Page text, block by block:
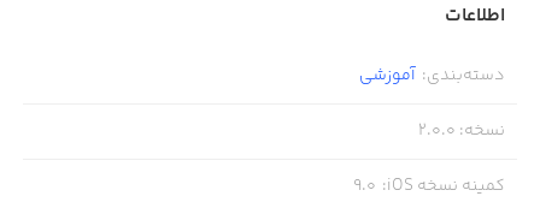
اطلاعات
دسته‌بندی: آموزشی
نسخه:
2.0.0
کمینه نسخه iOS :
9.0